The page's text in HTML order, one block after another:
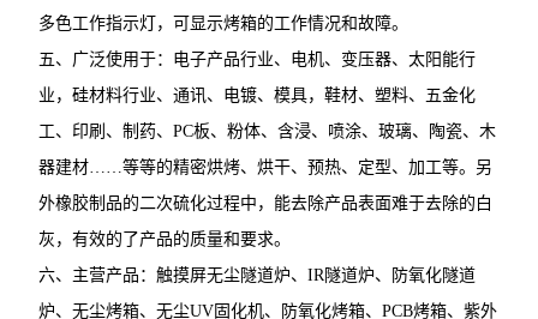
多色工作指示灯，可显示烤箱的工作情况和故障。
五、广泛使用于：电子产品行业、电机、变压器、太阳能行
业，硅材料行业、通讯、电镀、模具，鞋材、塑料、五金化
工、印刷、制药、PC板、粉体、含浸、喷涂、玻璃、陶瓷、木
器建材……等等的精密烘烤、烘干、预热、定型、加工等。另
外橡胶制品的二次硫化过程中，能去除产品表面难于去除的白
灰，有效的了产品的质量和要求。
六、主营产品：触摸屏无尘隧道炉、IR隧道炉、防氧化隧道
炉、无尘烤箱、无尘UV固化机、防氧化烤箱、PCB烤箱、紫外